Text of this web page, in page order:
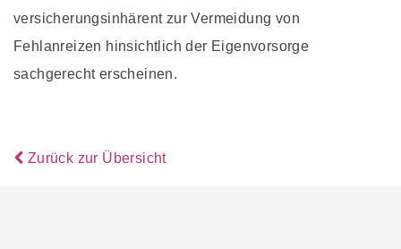
versicherungsinhärent zur Vermeidung von
Fehlanreizen hinsichtlich der Eigenvorsorge
sachgerecht erscheinen.
Zurück zur Übersicht